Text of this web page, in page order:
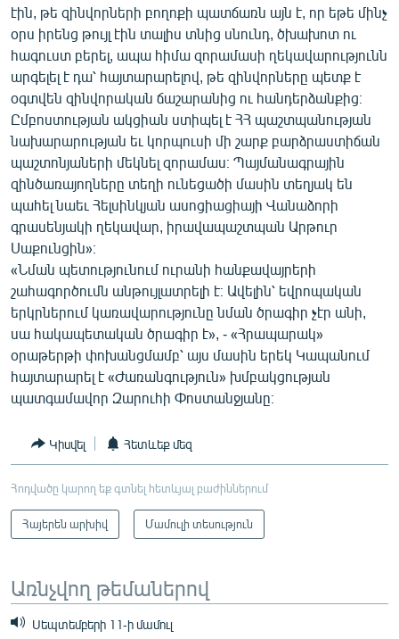
էին, թե զինվորների բողոքի պատճառն այն է, որ եթե մինչ
օրս իրենց թույլ էին տալիս տնից սնունդ, ծխախոտ ու
հագուստ բերել, ապա հիմա զորամասի ղեկավարությունն
արգելել է դա՝ հայտարարելով, թե զինվորները պետք է
օգտվեն զինվորական ճաշարանից ու հանդերձանքից։
Ըմբոստության ակցիան ստիպել է ՀՀ պաշտպանության
նախարարության եւ կորպուսի մի շարք բարձրաստիճան
պաշտոնյաների մեկնել զորամաս։ Պայմանագրային
զինծառայողները տեղի ունեցածի մասին տեղյակ են
պահել նաեւ Հելսինկյան ասոցիացիայի Վանաձորի
գրասենյակի ղեկավար, իրավապաշտպան Արթուր
Սաքունցին»։
«Նման պետությունում ուրանի հանքավայրերի
շահագործումն անթույլատրելի է։ Ավելին՝ եվրոպական
երկրներում կառավարությունը նման ծրագիր չէր անի,
սա հակապետական ծրագիր է», - «Հրապարակ»
օրաթերթի փոխանցմամբ՝ այս մասին երեկ Կապանում
հայտարարել է «Ժառանգություն» խմբակցության
պատգամավոր Զարուհի Փոստանջյանը։
Կիսվել Հետևեք մեզ
Հոդվածը կարող եք գտնել հետևյալ բաժիններում
Հայերեն արխիվ Մամուլի տեսություն
Առնչվող թեմաներով
Սեպտեմբերի 11-ի մամուլ